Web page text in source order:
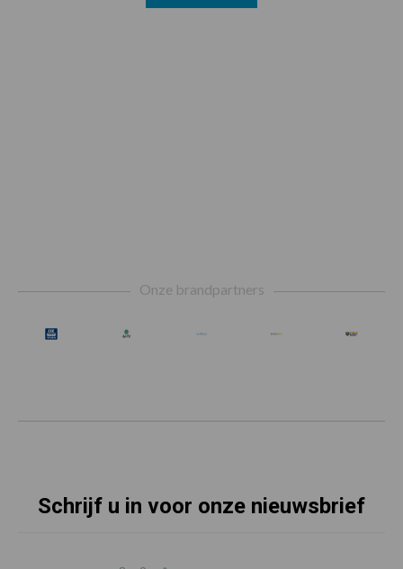
Onze brandpartners
Schrijf u in voor onze nieuwsbrief